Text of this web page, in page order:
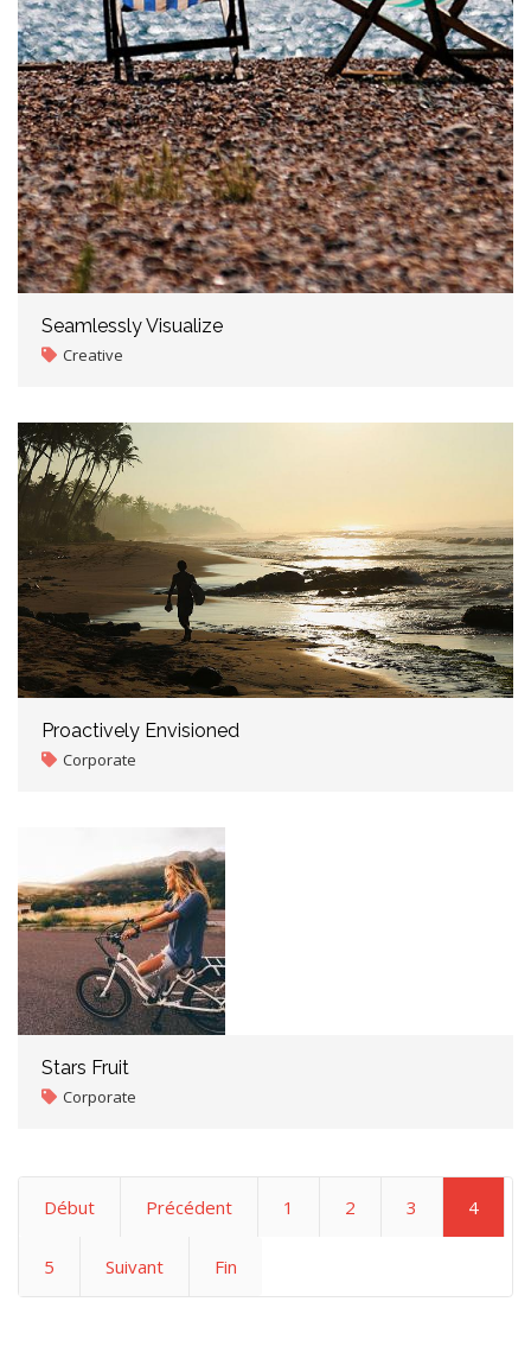
Seamlessly Visualize
Creative
Proactively Envisioned
Corporate
Stars Fruit
Corporate
Début Précédent 1 2 3 4
5 Suivant Fin